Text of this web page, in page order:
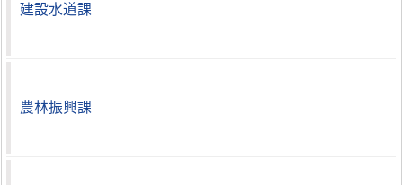
建設水道課
農林振興課